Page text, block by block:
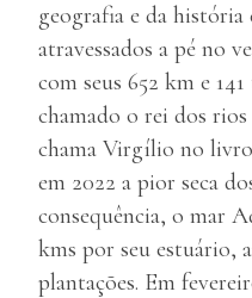
geografia e da história
atravessados a pé no
com seus 652 km e
chamado o rei dos
chama Virgílio no
em 2022 a pior seca
consequência, o mar
kms por seu estuário,
plantações. Em